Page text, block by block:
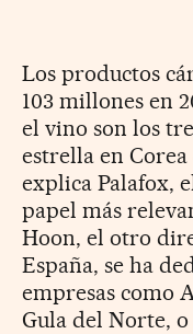
Los productos
103 millones en
el vino son los
estrella en
explica Palafox,
papel más
Hoon, el otro
España, se ha
empresas como
Gula del Norte, o